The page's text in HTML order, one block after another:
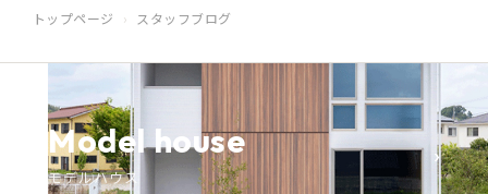
トップページ スタッフブログ
Model house
モデルハウス
›